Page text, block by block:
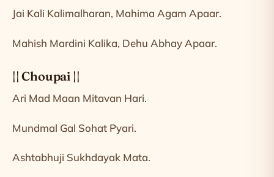
Jai Kali Kalimalharan, Mahima Agam Apaar.
Mahish Mardini Kalika, Dehu Abhay Apaar.
|| Choupai ||
Ari Mad Maan Mitavan Hari.
Mundmal Gal Sohat Pyari.
Ashtabhuji Sukhdayak Mata.